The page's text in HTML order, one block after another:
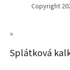
Copyright
×
Splátková